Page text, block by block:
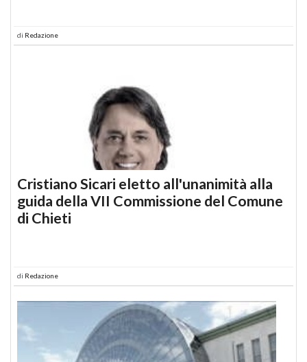
di Redazione
Cristiano Sicari eletto all'unanimità alla
guida della VII Commissione del Comune
di Chieti
di Redazione